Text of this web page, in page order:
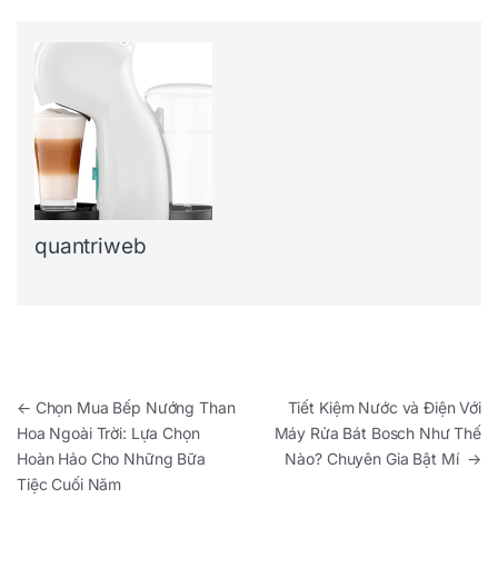
quantriweb
Điều hướng bài viết
← Chọn Mua Bếp Nướng Than
Hoa Ngoài Trời: Lựa Chọn
Hoàn Hảo Cho Những Bữa
Tiệc Cuối Năm
Tiết Kiệm Nước và Điện Với
Máy Rửa Bát Bosch Như Thế
Nào? Chuyên Gia Bật Mí →